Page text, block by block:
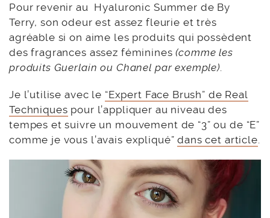
Pour revenir au Hyaluronic Summer de By
Terry, son odeur est assez fleurie et très
agréable si on aime les produits qui possèdent
des fragrances assez féminines(comme les
produits Guerlain ou Chanel par exemple)
Je l’utilise avec le “Expert Face Brush” de Real
Techniques pour l’appliquer au niveau des
tempes et suivre un mouvement de “3” ou de “E”
comme je vous l’avais expliqué”dans cet article